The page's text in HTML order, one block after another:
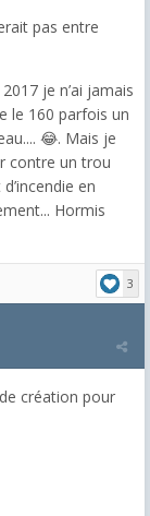
pas entre
je n’ai jamais
le 160 parfois un
😂. Mais je
contre un trou
en
Hormis
3
création pour